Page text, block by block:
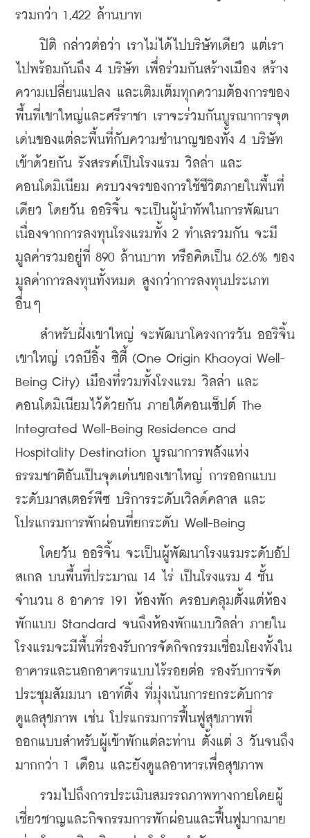
รวมกว่า 1,422 ล้านบาท
ปิติ กล่าวต่อว่า เราไม่ได้ไปบริษัทเดียว แต่เรา
ไปพร้อมกันถึง 4 บริษัท เพื่อร่วมกันสร้างเมือง สร้าง
ความเปลี่ยนแปลง และเติมเต็มทุกความต้องการของ
พื้นที่เขาใหญ่และศรีราชา เราจะร่วมกันบูรณาการจุด
เด่นของแต่ละพื้นที่กับความชำนาญของทั้ง 4 บริษัท
เข้าด้วยกัน รังสรรค์เป็นโรงแรม วิลล่า และ
คอนโดมิเนียม ครบวงจรของการใช้ชีวิตภายในพื้นที่
เดียว โดยวัน ออริจิ้น จะเป็นผู้นำทัพในการพัฒนา
เนื่องจากการลงทุนโรงแรมทั้ง 2 ทำเลรวมกัน จะมี
มูลค่ารวมอยู่ที่ 890 ล้านบาท หรือคิดเป็น 62.6% ของ
มูลค่าการลงทุนทั้งหมด สูงกว่าการลงทุนประเภท
อื่นๆ
สำหรับฝั่งเขาใหญ่ จะพัฒนาโครงการวัน ออริจิ้น
เขาใหญ่ เวลบีอิ้ง ซิตี้ (One Origin Khaoyai Well-
Being City) เมืองที่รวมทั้งโรงแรม วิลล่า และ
คอนโดมิเนียมไว้ด้วยกัน ภายใต้คอนเซ็ปต์ The
Integrated Well-Being Residence and
Hospitality Destination บูรณาการพลังแห่ง
ธรรมชาติอันเป็นจุดเด่นของเขาใหญ่ การออกแบบ
ระดับมาสเตอร์พีซ บริการระดับเวิลด์คลาส และ
โปรแกรมการพักผ่อนที่ยกระดับ Well-Being
โดยวัน ออริจิ้น จะเป็นผู้พัฒนาโรงแรมระดับอัป
สเกล บนพื้นที่ประมาณ 14 ไร่ เป็นโรงแรม 4 ชั้น
จำนวน 8 อาคาร 191 ห้องพัก ครอบคลุมตั้งแต่ห้อง
พักแบบ Standard จนถึงห้องพักแบบวิลล่า ภายใน
โรงแรมจะมีพื้นที่รองรับการจัดกิจกรรมเชื่อมโยงทั้งใน
อาคารและนอกอาคารแบบไร้รอยต่อ รองรับการจัด
ประชุมสัมมนา เอาท์ติ้ง ที่มุ่งเน้นการยกระดับการ
ดูแลสุขภาพ เช่น โปรแกรมการฟื้นฟูสุขภาพที่
ออกแบบสำหรับผู้เข้าพักแต่ละท่าน ตั้งแต่ 3 วันจนถึง
มากกว่า 1 เดือน และยังดูแลอาหารเพื่อสุขภาพ
รวมไปถึงการประเมินสมรรถภาพทางกายโดยผู้
เชี่ยวชาญและกิจกรรมการพักผ่อนและฟื้นฟูมากมาย